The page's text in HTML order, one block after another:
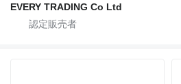
EVERY TRADING Co Ltd